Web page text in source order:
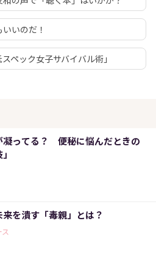
いのだ！
ペック女子サバイバル術」
凝ってる？ 便秘に悩んだときの
を潰す「毒親」とは？